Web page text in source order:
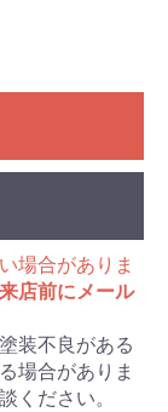
場合がありま
店前にメール
装不良がある
場合がありま
ください。